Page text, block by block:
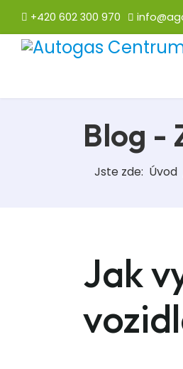
+420 602 300 970
Blog -
Jste zde: Úvod
Jak